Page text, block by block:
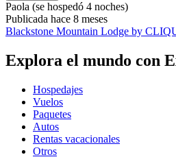
Paola (se hospedó 4 noches)
Publicada hace 8 meses
Blackstone Mountain Lodge by
Explora el mundo con
Hospedajes
Vuelos
Paquetes
Autos
Rentas vacacionales
Otros